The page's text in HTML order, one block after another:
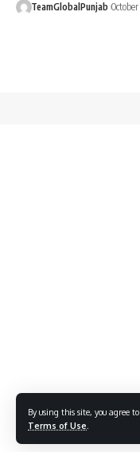
By using this site, you agree
Terms of Use
TeamGlobalPunjab